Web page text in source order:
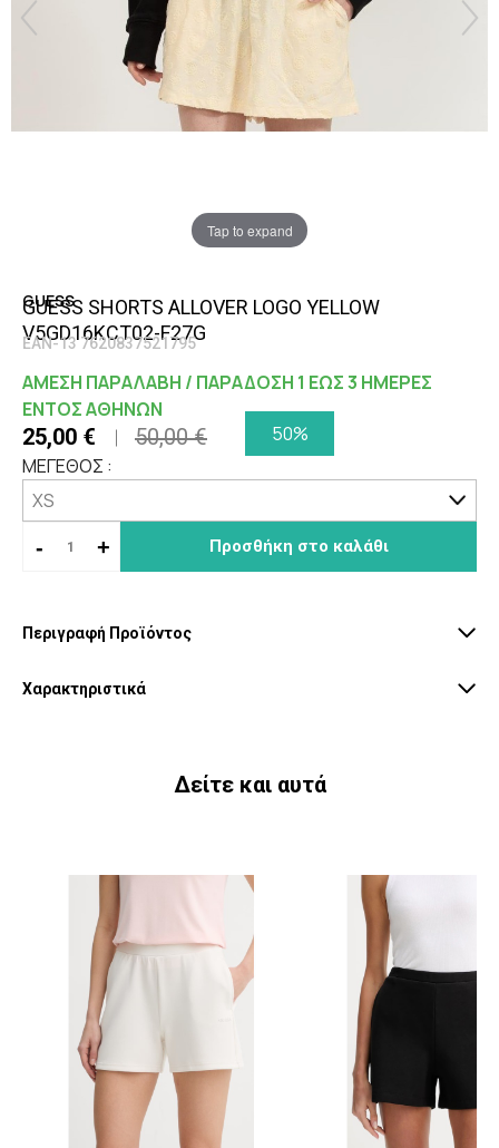
Tap to expand
GUESS
GUESS SHORTS ALLOVER LOGO YELLOW
V5GD16KCT02-F27G
EAN-13 7620837521795
ΑΜΕΣΗ ΠΑΡΑΛΑΒΗ / ΠΑΡΑΔΟΣΗ 1 ΕΩΣ 3 ΗΜΕΡΕΣ
ΕΝΤΟΣ ΑΘΗΝΩΝ
25,00 € 50,00 €
50%
ΜΕΓΕΘΟΣ :
- + Προσθήκη στο καλάθι
Περιγραφή Προϊόντος
Χαρακτηριστικά
Δείτε και αυτά